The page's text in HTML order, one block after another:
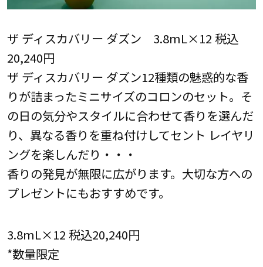
ザ ディスカバリー ダズン 3.8mL×12 税込
20,240円
ザ ディスカバリー ダズン12種類の魅惑的な香
りが詰まったミニサイズのコロンのセット。そ
の日の気分やスタイルに合わせて香りを選んだ
り、異なる香りを重ね付けしてセント レイヤリ
ングを楽しんだり・・・
香りの発見が無限に広がります。大切な方への
プレゼントにもおすすめです。
3.8mL×12 税込20,240円
*数量限定